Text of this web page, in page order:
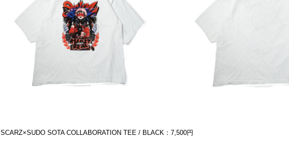
SCARZ×SUDO SOTA COLLABORATION TEE / BLACK：7,500円